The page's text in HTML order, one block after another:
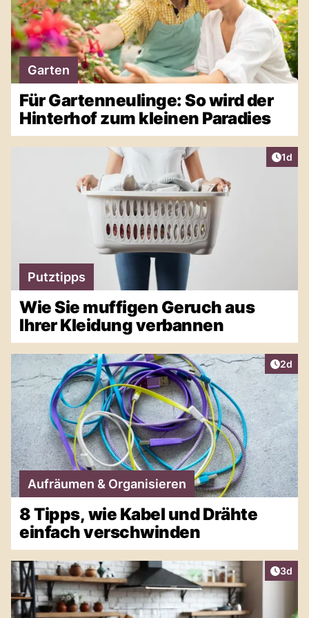
Garten
Für Gartenneulinge: So wird der
Hinterhof zum kleinen Paradies
1d
Putztipps
Wie Sie muffigen Geruch aus
Ihrer Kleidung verbannen
2d
Aufräumen & Organisieren
8 Tipps, wie Kabel und Drähte
einfach verschwinden
3d